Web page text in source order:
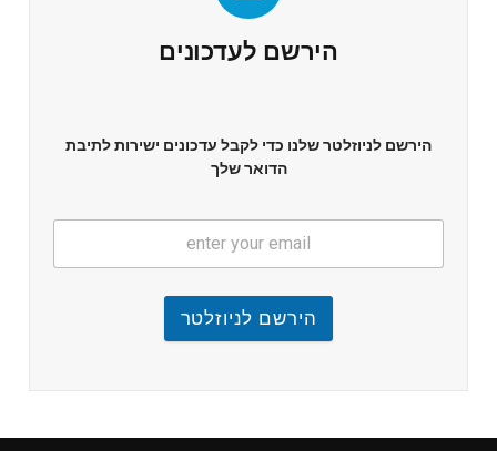
הירשם לעדכונים
הירשם לניוזלטר שלנו כדי לקבל עדכונים ישירות לתיבת
הדואר שלך
הירשם לניוזלטר